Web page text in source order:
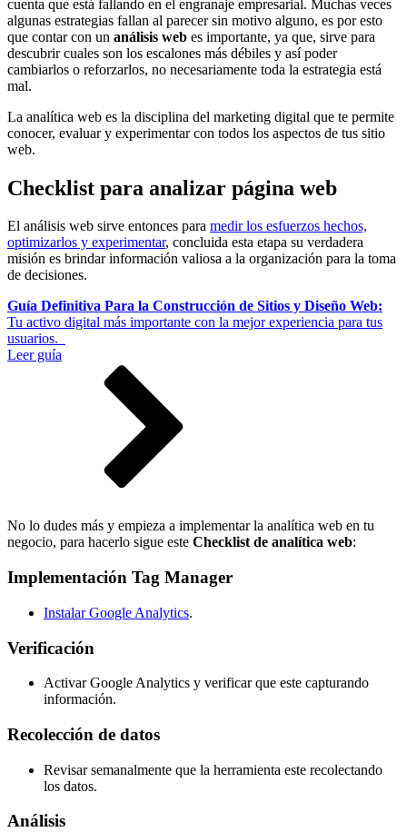
cuenta que está fallando en el engranaje empresarial. Muchas veces
algunas estrategias fallan al parecer sin motivo alguno, es por esto
que contar con un análisis web es importante, ya que, sirve para
descubrir cuales son los escalones más débiles y así poder
cambiarlos o reforzarlos, no necesariamente toda la estrategia está
mal.
La analítica web es la disciplina del marketing digital que te permite
conocer, evaluar y experimentar con todos los aspectos de tus sitio
web.
Checklist para analizar página web
El análisis web sirve entonces para medir los esfuerzos hechos,
optimizarlos y experimentar, concluida esta etapa su verdadera
misión es brindar información valiosa a la organización para la toma
de decisiones.
Guía Definitiva Para la Construcción de Sitios y Diseño Web:
Tu activo digital más importante con la mejor experiencia para tus
usuarios.
Leer guía
No lo dudes más y empieza a implementar la analítica web en tu
negocio, para hacerlo sigue este Checklist de analítica web:
Implementación Tag Manager
Instalar Google Analytics.
Verificación
Activar Google Analytics y verificar que este capturando
información.
Recolección de datos
Revisar semanalmente que la herramienta este recolectando
los datos.
Análisis